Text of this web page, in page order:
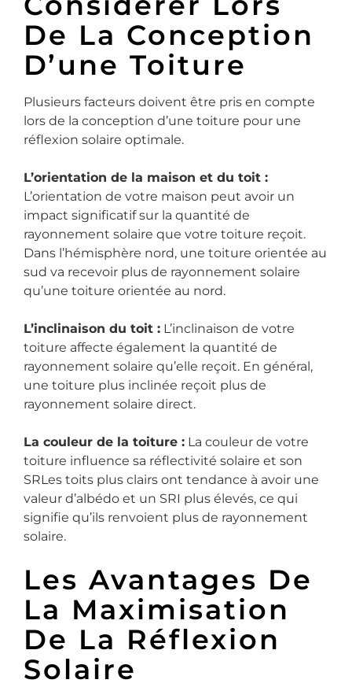
De La Conception
D’une Toiture
Plusieurs facteurs doivent être pris en compte
lors de la conception d’une toiture pour une
réflexion solaire optimale.
L’orientation de la maison et du toit :
L’orientation de votre maison peut avoir un
impact significatif sur la quantité de
rayonnement solaire que votre toiture reçoit.
Dans l’hémisphère nord, une toiture orientée au
sud va recevoir plus de rayonnement solaire
qu’une toiture orientée au nord.
L’inclinaison du toit : L’inclinaison de votre
toiture affecte également la quantité de
rayonnement solaire qu’elle reçoit. En général,
une toiture plus inclinée reçoit plus de
rayonnement solaire direct.
La couleur de la toiture : La couleur de votre
toiture influence sa réflectivité solaire et son
SRLes toits plus clairs ont tendance à avoir une
valeur d’albédo et un SRI plus élevés, ce qui
signifie qu’ils renvoient plus de rayonnement
solaire.
Les Avantages De
La Maximisation
De La Réflexion
Solaire